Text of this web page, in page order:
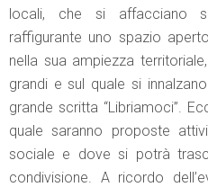
locali, che si affacciano
raffigurante uno spazio
nella sua ampiezza
grandi e sul quale si
grande scritta “Libriamoci”.
quale saranno proposte
sociale e dove si potrà
condivisione. A ricordo